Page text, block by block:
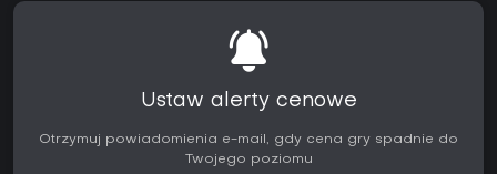
Ustaw alerty cenowe
Otrzymuj powiadomienia e-mail, gdy cena gry spadnie do
Twojego poziomu